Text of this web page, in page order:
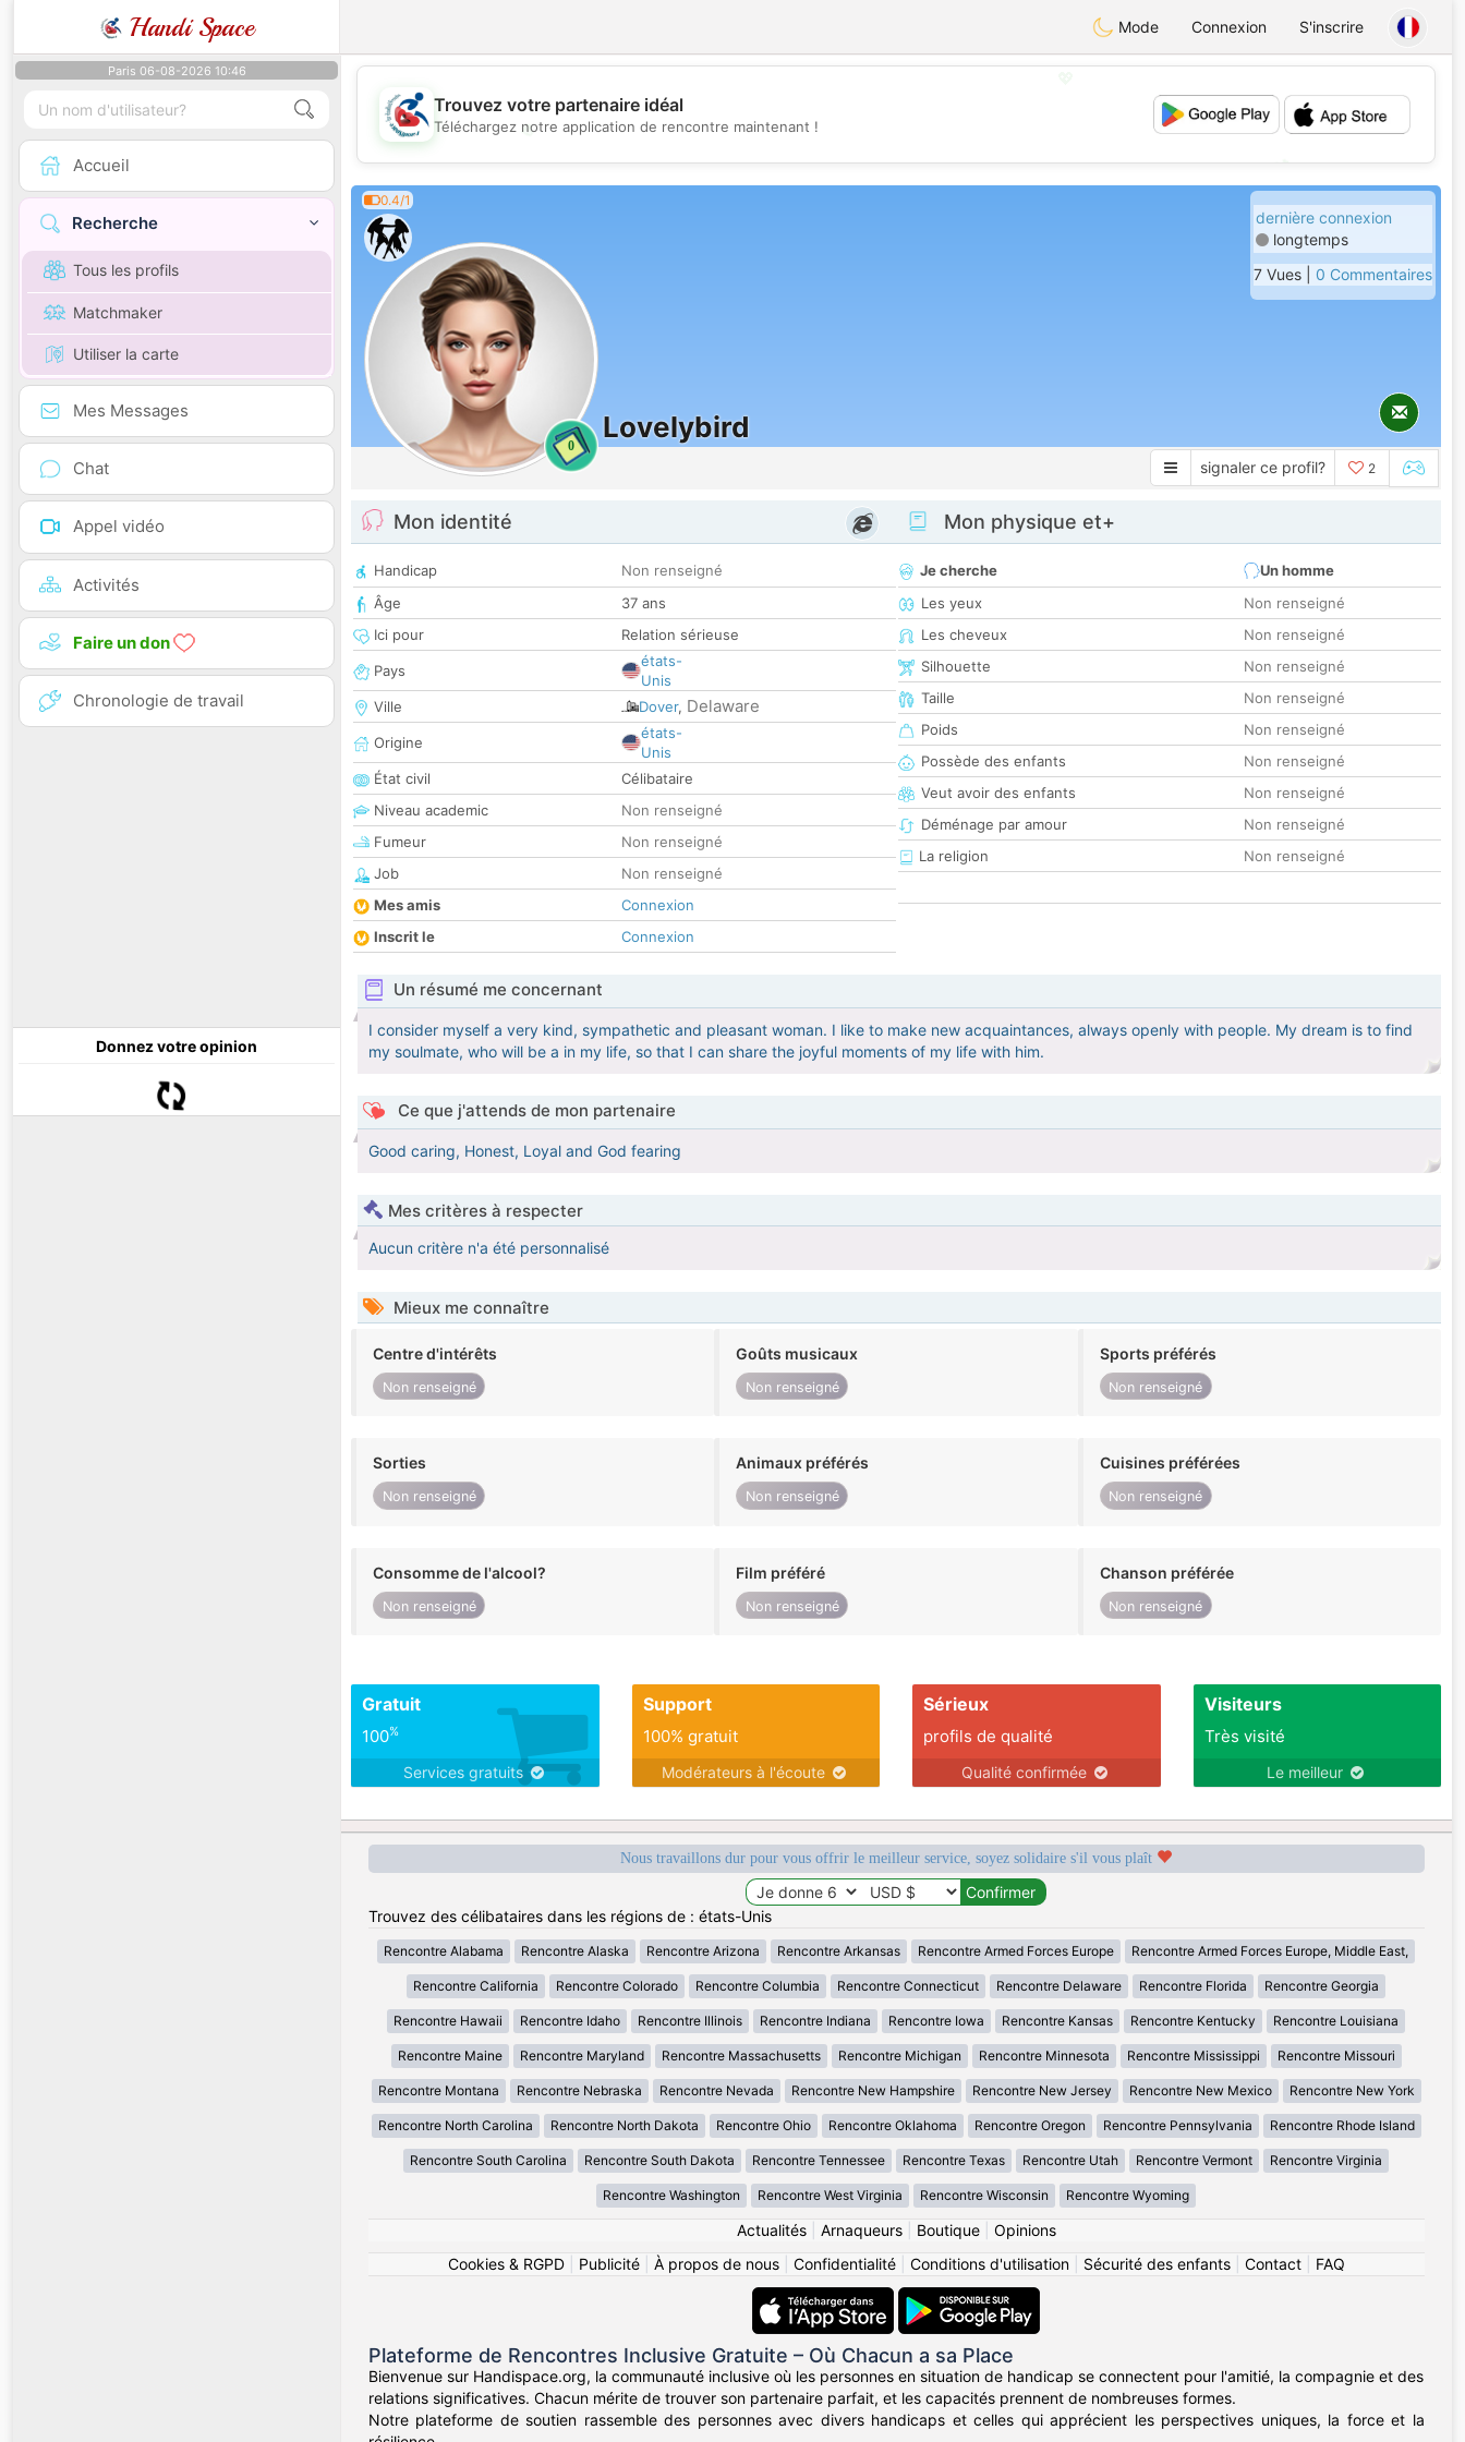
Handi Space Mode Connexion S'inscrire
Paris 06-08-2026 10:46
Accueil
Recherche
Tous les profils
Matchmaker
Utiliser la carte
Mes Messages
Chat
Appel vidéo
Activités
Faire un don
Chronologie de travail
Donnez votre opinion
💖
💕
Trouvez votre partenaire idéal
Téléchargez notre application de rencontre maintenant !
0.4/1
0
Lovelybird
dernière connexion
longtemps
7 Vues | 0 Commentaires
signaler ce profil? 2
Mon identité
Handicap
Non renseigné
Âge
37 ans
Ici pour
Relation sérieuse
Pays
états-
Unis
Ville
Dover, Delaware
Origine
états-
Unis
État civil
Célibataire
Niveau academic
Non renseigné
Fumeur
Non renseigné
Job
Non renseigné
Mes amis
Connexion
Inscrit le
Connexion
Mon physique et+
Je cherche
Un homme
Les yeux
Non renseigné
Les cheveux
Non renseigné
Silhouette
Non renseigné
Taille
Non renseigné
Poids
Non renseigné
Possède des enfants
Non renseigné
Veut avoir des enfants
Non renseigné
Déménage par amour
Non renseigné
La religion
Non renseigné
Un résumé me concernant
I consider myself a very kind, sympathetic and pleasant woman. I like to make new acquaintances, always openly with people. My dream is to find
my soulmate, who will be a in my life, so that I can share the joyful moments of my life with him.
Ce que j'attends de mon partenaire
Good caring, Honest, Loyal and God fearing
Mes critères à respecter
Aucun critère n'a été personnalisé
Mieux me connaître
Centre d'intérêts
Non renseigné
Goûts musicaux
Non renseigné
Sports préférés
Non renseigné
Sorties
Non renseigné
Animaux préférés
Non renseigné
Cuisines préférées
Non renseigné
Consomme de l'alcool?
Non renseigné
Film préféré
Non renseigné
Chanson préférée
Non renseigné
Gratuit
100%
Services gratuits
Support
100% gratuit
Modérateurs à l'écoute
Sérieux
profils de qualité
Qualité confirmée
Visiteurs
Très visité
Le meilleur
Nous travaillons dur pour vous offrir le meilleur service, soyez solidaire s'il vous plaît
Trouvez des célibataires dans les régions de : états-Unis
Rencontre Alabama Rencontre Alaska Rencontre Arizona Rencontre Arkansas Rencontre Armed Forces Europe Rencontre Armed Forces Europe, Middle East,
Rencontre California Rencontre Colorado Rencontre Columbia Rencontre Connecticut Rencontre Delaware Rencontre Florida Rencontre Georgia
Rencontre Hawaii Rencontre Idaho Rencontre Illinois Rencontre Indiana Rencontre Iowa Rencontre Kansas Rencontre Kentucky Rencontre Louisiana
Rencontre Maine Rencontre Maryland Rencontre Massachusetts Rencontre Michigan Rencontre Minnesota Rencontre Mississippi Rencontre Missouri
Rencontre Montana Rencontre Nebraska Rencontre Nevada Rencontre New Hampshire Rencontre New Jersey Rencontre New Mexico Rencontre New York
Rencontre North Carolina Rencontre North Dakota Rencontre Ohio Rencontre Oklahoma Rencontre Oregon Rencontre Pennsylvania Rencontre Rhode Island
Rencontre South Carolina Rencontre South Dakota Rencontre Tennessee Rencontre Texas Rencontre Utah Rencontre Vermont Rencontre Virginia
Rencontre Washington Rencontre West Virginia Rencontre Wisconsin Rencontre Wyoming
Actualités| Arnaqueurs| Boutique| Opinions
Cookies & RGPD| Publicité| À propos de nous| Confidentialité| Conditions d'utilisation| Sécurité des enfants| Contact| FAQ
Plateforme de Rencontres Inclusive Gratuite – Où Chacun a sa Place
Bienvenue sur Handispace.org, la communauté inclusive où les personnes en situation de handicap se connectent pour l'amitié, la compagnie et des
relations significatives. Chacun mérite de trouver son partenaire parfait, et les capacités prennent de nombreuses formes.
Notre plateforme de soutien rassemble des personnes avec divers handicaps et celles qui apprécient les perspectives uniques, la force et la